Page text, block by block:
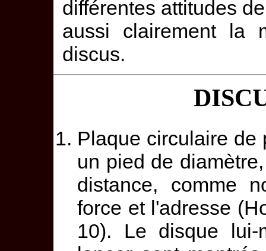
différentes attitudes
aussi clairement la
discus.
Plaque circulaire de
un pied de
distance, comme
force et l'adresse
10). Le disque